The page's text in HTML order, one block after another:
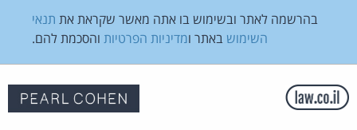
בהרשמה לאתר ובשימוש בו אתה מאשר שקראת את תנאי
השימוש באתר ומדיניות הפרטיות והסכמת להם.